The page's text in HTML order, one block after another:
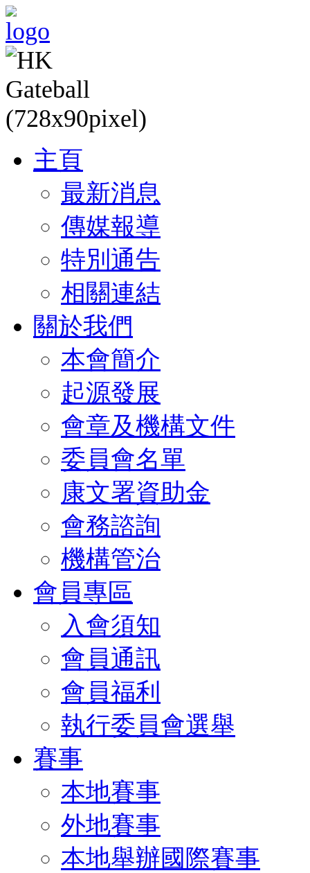
主頁
最新消息
傳媒報導
特別通告
相關連結
關於我們
本會簡介
起源發展
會章及機構文件
委員會名單
康文署資助金
會務諮詢
機構管治
會員專區
入會須知
會員通訊
會員福利
執行委員會選舉
賽事
本地賽事
外地賽事
本地舉辦國際賽事